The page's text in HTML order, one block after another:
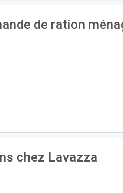
de ration
chez Lavazza